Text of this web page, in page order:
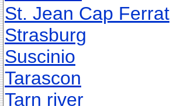
St. Jean Cap Ferrat
Strasburg
Suscinio
Tarascon
Tarn river